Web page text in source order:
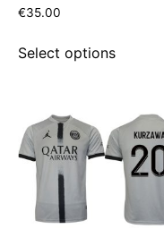
€35.00
Select options